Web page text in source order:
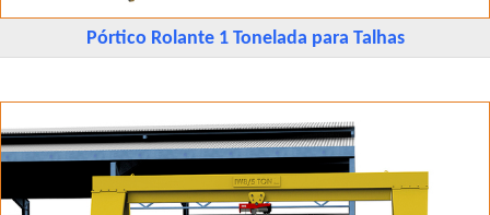
Pórtico Rolante 1 Tonelada para Talhas